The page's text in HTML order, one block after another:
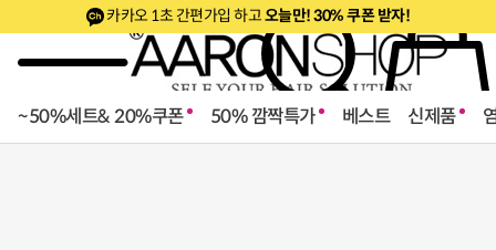
편가입 하고오늘만! 30% 쿠폰 받자!
~50%세트& 20%쿠폰 50% 깜짝특가 베스트 신제품